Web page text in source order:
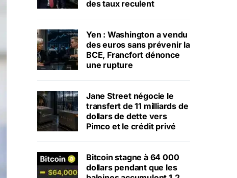
des taux reculent
Yen : Washington a vendu
des euros sans prévenir la
BCE, Francfort dénonce
une rupture
Jane Street négocie le
transfert de 11 milliards de
dollars de dette vers
Pimco et le crédit privé
Bitcoin stagne à 64 000
dollars pendant que les